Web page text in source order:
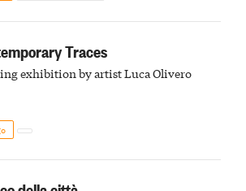
Traces
exhibition by artist Luca Olivero